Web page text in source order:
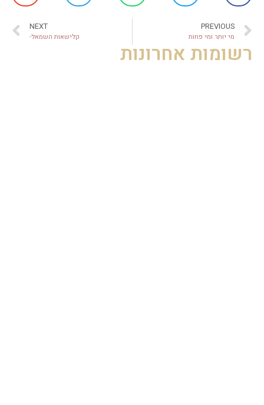
PREVIOUS
מי יותר ומי פחות
NEXT
קלישאות השמאל-
רשומות אחרונות